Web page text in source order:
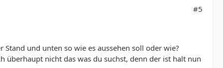
#5
und unten so wie es aussehen soll oder wie?
überhaupt nicht das was du suchst, denn der ist halt nun